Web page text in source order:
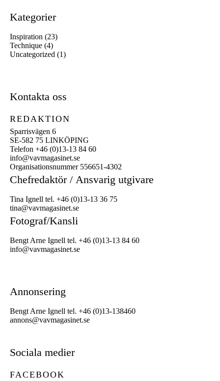
Kategorier
Inspiration (23)
Technique (4)
Uncategorized (1)
Kontakta oss
REDAKTION
Sparrisvägen 6
SE-582 75 LINKÖPING
Telefon +46 (0)13-13 84 60
info@vavmagasinet.se
Organisationsnummer 556651-4302
Chefredaktör / Ansvarig utgivare
Tina Ignell tel. +46 (0)13-13 36 75
tina@vavmagasinet.se
Fotograf/Kansli
Bengt Arne Ignell tel. +46 (0)13-13 84 60
info@vavmagasinet.se
Annonsering
Bengt Arne Ignell tel. +46 (0)13-138460
annons@vavmagasinet.se
Sociala medier
FACEBOOK